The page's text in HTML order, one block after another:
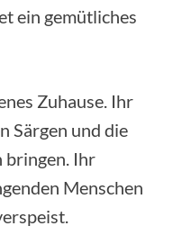
ein gemütliches
Zuhause. Ihr
Särgen und die
bringen. Ihr
Menschen